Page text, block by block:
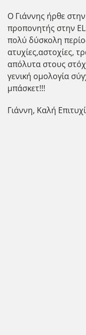
Ο Γιάννης ήρθε
προπονητής στην
πολύ δύσκολη
ατυχίες,αστοχίες,
απόλυτα στους
γενική ομολογία
μπάσκετ!!!
Γιάννη, Καλή